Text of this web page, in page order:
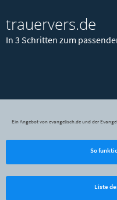
trauervers.de
In 3 Schritten zum
Ein Angebot von evangelisch.de und der
So
Liste